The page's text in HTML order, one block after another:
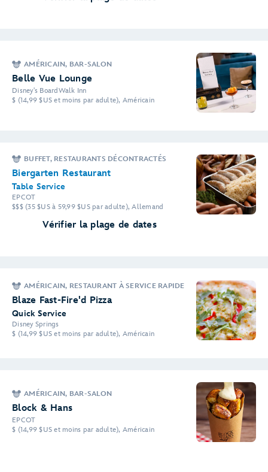
AMÉRICAIN, BAR-SALON
Belle Vue Lounge
Disney's BoardWalk Inn
$ (14,99 $US et moins par adulte), Américain
BUFFET, RESTAURANTS DÉCONTRACTÉS
Biergarten Restaurant
Table Service
EPCOT
$$$ (35 $US à 59,99 $US par adulte), Allemand
Vérifier la plage de dates
AMÉRICAIN, RESTAURANT À SERVICE RAPIDE
Blaze Fast-Fire'd Pizza
Quick Service
Disney Springs
$ (14,99 $US et moins par adulte), Américain
AMÉRICAIN, BAR-SALON
Block & Hans
EPCOT
$ (14,99 $US et moins par adulte), Américain